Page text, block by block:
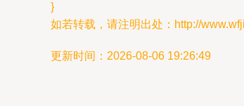
}
如若转载，请注明出处：http://
更新时间：2026-08-06 19:26:49